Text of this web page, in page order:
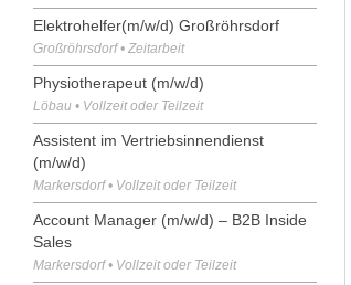
Elektrohelfer(m/w/d) Großröhrsdorf
Großröhrsdorf • Zeitarbeit
Physiotherapeut (m/w/d)
Löbau • Vollzeit oder Teilzeit
Assistent im Vertriebsinnendienst
(m/w/d)
Markersdorf • Vollzeit oder Teilzeit
Account Manager (m/w/d) – B2B Inside
Sales
Markersdorf • Vollzeit oder Teilzeit